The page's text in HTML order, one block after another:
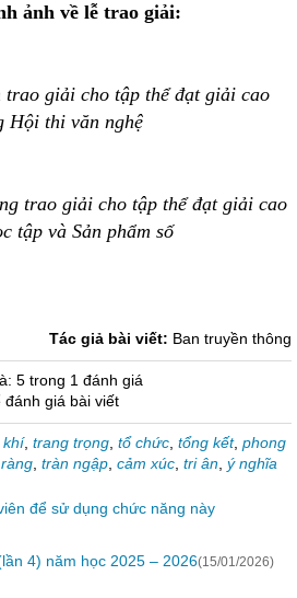
ảnh về lễ trao giải:
trao giải cho tập thể đạt giải cao
Hội thi văn nghệ
trao giải cho tập thể đạt giải cao
tập và Sản phẩm số
Tác giả bài viết: Ban truyền thông
5 trong 1 đánh giá
đánh giá bài viết
khí, trang trọng tổ chức tổng kết, phong
tràn ngập cảm xúc tri ân ý nghĩa
để sử dụng chức năng này
4) năm học 2025 – 2026(15/01/2026)